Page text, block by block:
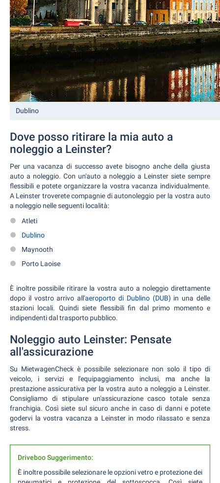
Dublino
Dove posso ritirare la mia auto a
noleggio a Leinster?
Per una vacanza di successo avete bisogno anche della giusta
auto a noleggio. Con un'auto a noleggio a Leinster siete sempre
flessibili e potete organizzare la vostra vacanza individualmente.
A Leinster troverete compagnie di autonoleggio per la vostra auto
a noleggio nelle seguenti località:
Atleti
Dublino
Maynooth
Porto Laoise
È inoltre possibile ritirare la vostra auto a noleggio direttamente
dopo il vostro arrivo all'aeroporto di Dublino (DUB) in una delle
stazioni locali. Quindi siete flessibili fin dal primo momento e
indipendenti dal trasporto pubblico.
Noleggio auto Leinster: Pensate
all'assicurazione
Su MietwagenCheck è possibile selezionare non solo il tipo di
veicolo, i servizi e l'equipaggiamento inclusi, ma anche la
prestazione assicurativa per la vostra auto a noleggio a Leinster.
Consigliamo di stipulare un'assicurazione casco totale senza
franchigia. Così siete sul sicuro anche in caso di danni e potete
godervi la vostra vacanza a Leinster in modo rilassato e senza
stress.
Driveboo Suggerimento:
È inoltre possibile selezionare le opzioni vetro e protezione dei